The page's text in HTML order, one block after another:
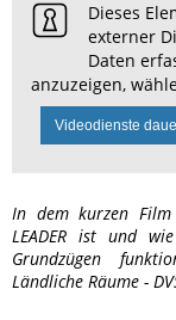
Dieses
externer
Daten
anzuzeigen,
Videodienste
In dem kurzen
LEADER ist und
Grundzügen
Ländliche Räume -